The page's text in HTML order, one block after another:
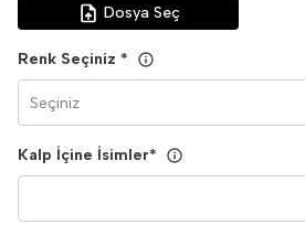
Dosya Seç
Renk Seçiniz *
Seçiniz
Kalp İçine İsimler*